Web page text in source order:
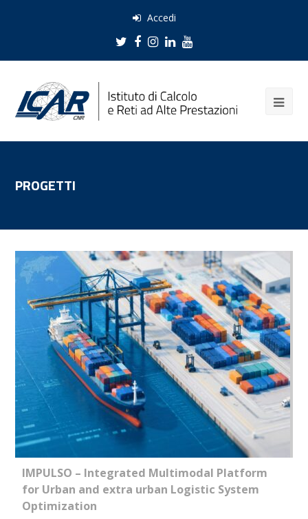
Accedi
Twitter
Facebook
Instagram
LinkedIn
Youtube
PROGETTI
IMPULSO – Integrated Multimodal Platform
for Urban and extra urban Logistic System
Optimization